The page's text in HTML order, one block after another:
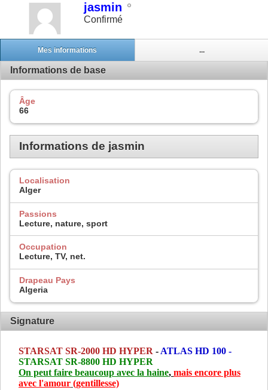
jasmin
Confirmé
Mes informations ...
Informations de base
Âge
66
Informations de jasmin
Localisation
Alger
Passions
Lecture, nature, sport
Occupation
Lecture, TV, net.
Drapeau Pays
Algeria
Signature
STARSAT SR-2000 HD HYPER - ATLAS HD 100 -
STARSAT SR-8800 HD HYPER
On peut faire beaucoup avec la haine, mais encore plus
avec l'amour (gentillesse)